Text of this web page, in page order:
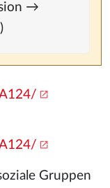
→
Gruppen